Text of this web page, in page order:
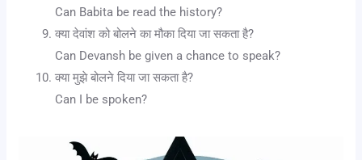
Can Babita be read the history?
क्या देवांश को बोलने का मौका दिया जा सकता है?
Can Devansh be given a chance to speak?
क्या मुझे बोलने दिया जा सकता है?
Can I be spoken?